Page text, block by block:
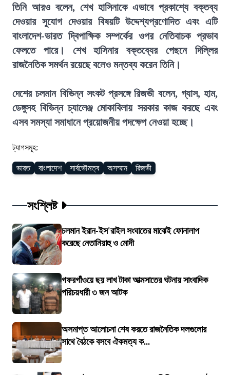
তিনি আরও বলেন, শেখ হাসিনাকে এভাবে প্রকাশ্যে বক্তব্য
দেওয়ার সুযোগ দেওয়ার বিষয়টি উদ্দেশ্যপ্রণোদিত এবং এটি
বাংলাদেশ-ভারত দ্বিপাক্ষিক সম্পর্কের ওপর নেতিবাচক প্রভাব
ফেলতে পারে। শেখ হাসিনার বক্তব্যের পেছনে দিল্লির
রাজনৈতিক সমর্থন রয়েছে বলেও মন্তব্য করেন তিনি।
দেশের চলমান বিভিন্ন সংকট প্রসঙ্গে রিজভী বলেন, গ্যাস, হাম,
ডেঙ্গুসহ বিভিন্ন চ্যালেঞ্জ মোকাবিলায় সরকার কাজ করছে এবং
এসব সমস্যা সমাধানে প্রয়োজনীয় পদক্ষেপ নেওয়া হচ্ছে।
ট্যাগসমূহ:
ভারত বাংলাদেশ সার্বভৌমত্ব অসম্মান রিজভী
সংশ্লিষ্ট
চলমান ইরান-ইস'রাইল সংঘাতের মাঝেই ফোনালাপ
করেছে নেতানিয়াহু ও মোদী
গফরগাঁওয়ে ছয় লাখ টাকা আত্মসাতের ঘটনায় সাংবাদিক
পরিচয়ধারী ৩ জন আটক
অসমাপ্ত আলোচনা শেষ করতে রাজনৈতিক দলগুলোর
সাথে বৈঠকে বসবে ঐকমত্য ক...